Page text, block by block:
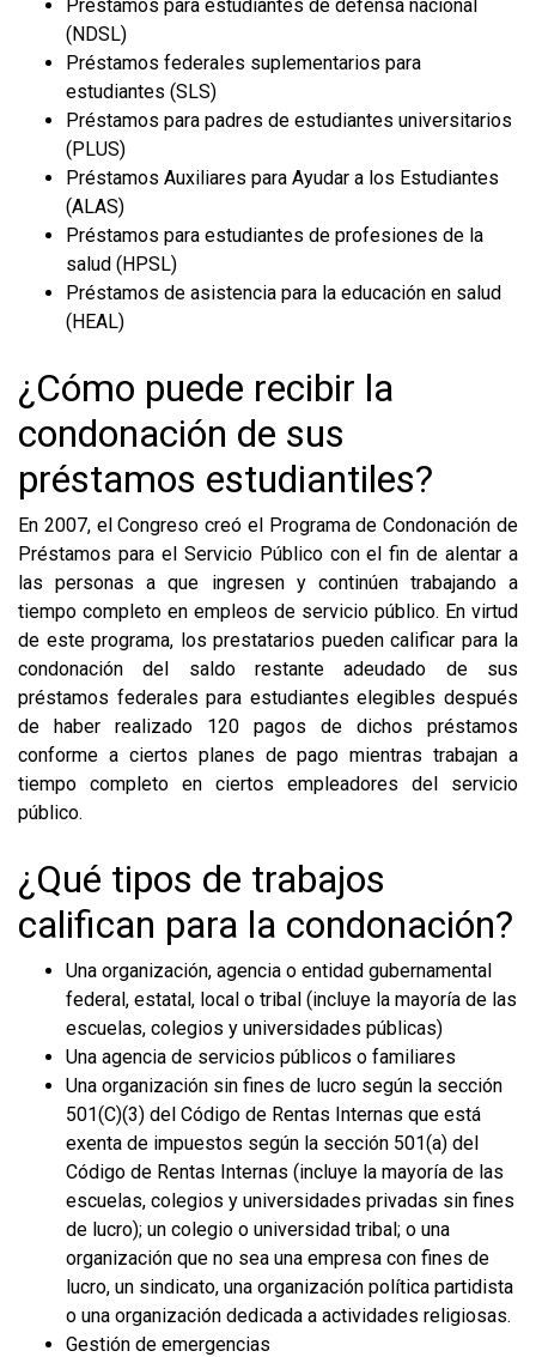
Préstamos para estudiantes de defensa nacional
(NDSL)
Préstamos federales suplementarios para
estudiantes (SLS)
Préstamos para padres de estudiantes universitarios
(PLUS)
Préstamos Auxiliares para Ayudar a los Estudiantes
(ALAS)
Préstamos para estudiantes de profesiones de la
salud (HPSL)
Préstamos de asistencia para la educación en salud
(HEAL)
¿Cómo puede recibir la
condonación de sus
préstamos estudiantiles?
En 2007, el Congreso creó el Programa de Condonación de
Préstamos para el Servicio Público con el fin de alentar a
las personas a que ingresen y continúen trabajando a
tiempo completo en empleos de servicio público. En virtud
de este programa, los prestatarios pueden calificar para la
condonación del saldo restante adeudado de sus
préstamos federales para estudiantes elegibles después
de haber realizado 120 pagos de dichos préstamos
conforme a ciertos planes de pago mientras trabajan a
tiempo completo en ciertos empleadores del servicio
público.
¿Qué tipos de trabajos
califican para la condonación?
Una organización, agencia o entidad gubernamental
federal, estatal, local o tribal (incluye la mayoría de las
escuelas, colegios y universidades públicas)
Una agencia de servicios públicos o familiares
Una organización sin fines de lucro según la sección
501(C)(3) del Código de Rentas Internas que está
exenta de impuestos según la sección 501(a) del
Código de Rentas Internas (incluye la mayoría de las
escuelas, colegios y universidades privadas sin fines
de lucro); un colegio o universidad tribal; o una
organización que no sea una empresa con fines de
lucro, un sindicato, una organización política partidista
o una organización dedicada a actividades religiosas.
Gestión de emergencias